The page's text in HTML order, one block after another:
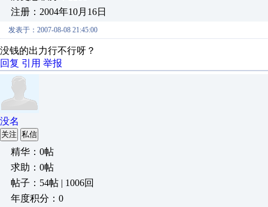
注册：2004年10月16日
发表于：2007-08-08 21:45:00
没钱的出力行不行呀？
回复 引用 举报
没名
关注 私信
精华：0帖
求助：0帖
帖子：54帖 | 1006回
年度积分：0